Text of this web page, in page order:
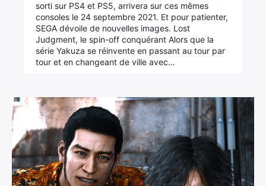
sorti sur PS4 et PS5, arrivera sur ces mêmes
consoles le 24 septembre 2021. Et pour patienter,
SEGA dévoile de nouvelles images. Lost
Judgment, le spin-off conquérant Alors que la
série Yakuza se réinvente en passant au tour par
tour et en changeant de ville avec…